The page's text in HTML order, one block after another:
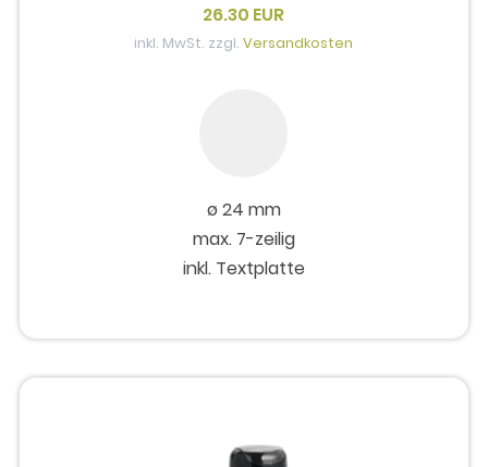
26.30 EUR
inkl. MwSt. zzgl.Versandkosten
ø 24 mm
max. 7-zeilig
inkl. Textplatte